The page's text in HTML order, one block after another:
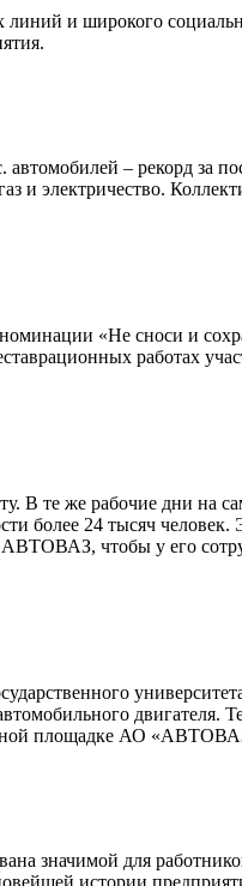
линий и широкого
– рекорд за
и электричество.
«Не сноси и
работах
те же рабочие дни на
более 24 тысяч
чтобы у его
площадке АО
значимой для
истории